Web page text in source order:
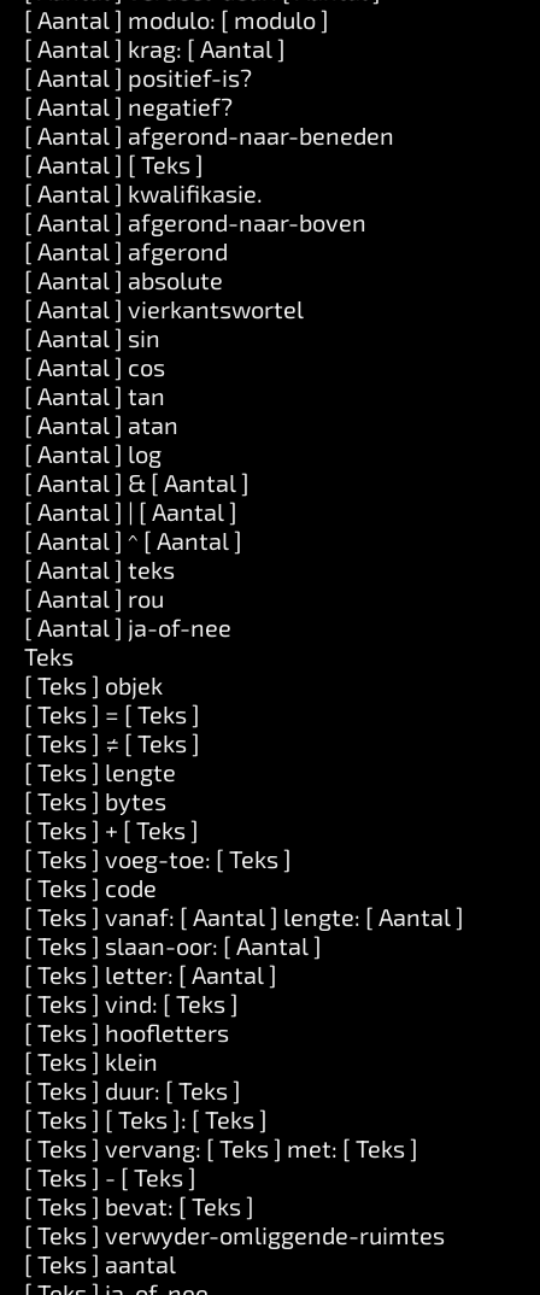
[ Aantal ] modulo: [ modulo ]
[ Aantal ] krag: [ Aantal ]
[ Aantal ] positief-is?
[ Aantal ] negatief?
[ Aantal ] afgerond-naar-beneden
[ Aantal ] [ Teks ]
[ Aantal ] kwalifikasie.
[ Aantal ] afgerond-naar-boven
[ Aantal ] afgerond
[ Aantal ] absolute
[ Aantal ] vierkantswortel
[ Aantal ] sin
[ Aantal ] cos
[ Aantal ] tan
[ Aantal ] atan
[ Aantal ] log
[ Aantal ] & [ Aantal ]
[ Aantal ] | [ Aantal ]
[ Aantal ] ^ [ Aantal ]
[ Aantal ] teks
[ Aantal ] rou
[ Aantal ] ja-of-nee
Teks
[ Teks ] objek
[ Teks ] = [ Teks ]
[ Teks ] ≠ [ Teks ]
[ Teks ] lengte
[ Teks ] bytes
[ Teks ] + [ Teks ]
[ Teks ] voeg-toe: [ Teks ]
[ Teks ] code
[ Teks ] vanaf: [ Aantal ] lengte: [ Aantal ]
[ Teks ] slaan-oor: [ Aantal ]
[ Teks ] letter: [ Aantal ]
[ Teks ] vind: [ Teks ]
[ Teks ] hoofletters
[ Teks ] klein
[ Teks ] duur: [ Teks ]
[ Teks ] [ Teks ]: [ Teks ]
[ Teks ] vervang: [ Teks ] met: [ Teks ]
[ Teks ] - [ Teks ]
[ Teks ] bevat: [ Teks ]
[ Teks ] verwyder-omliggende-ruimtes
[ Teks ] aantal